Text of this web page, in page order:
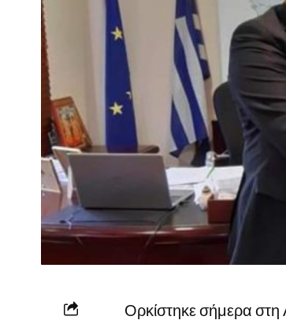
Ορκίστηκε σήμερα στη